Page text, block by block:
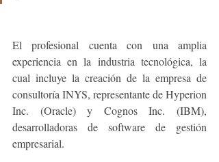
El profesional cuenta con una amplia
experiencia en la industria tecnológica, la
cual incluye la creación de la empresa de
consultoría INYS, representante de Hyperion
Inc. (Oracle) y Cognos Inc. (IBM),
desarrolladoras de software de gestión
empresarial.